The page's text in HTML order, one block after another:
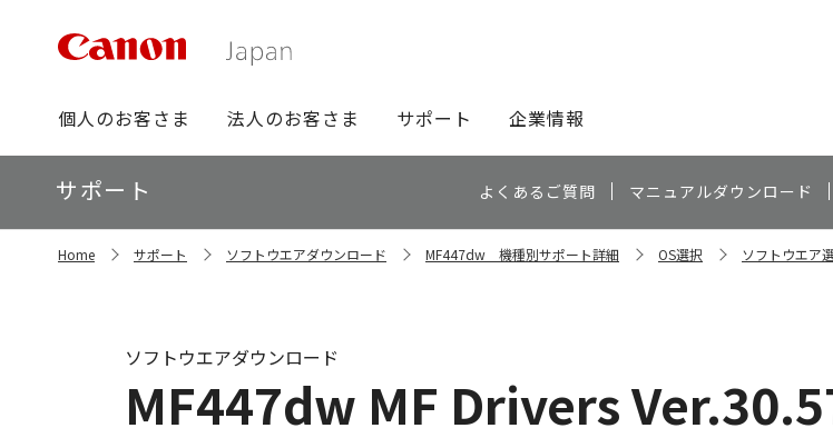
グ
ロ
ー
バ
ビ
個人のお客さま 法人のお客さま サポート 企業情報
ロ
ー
カ
ル
サポート よくあるご質問 マニュアルダウンロード
Home サポート ソフトウエアダウンロード MF447dw 機種別サポート詳細 OS選択 ソフトウエア
MF447dw MF Drivers
ソフトウエアダウンロード